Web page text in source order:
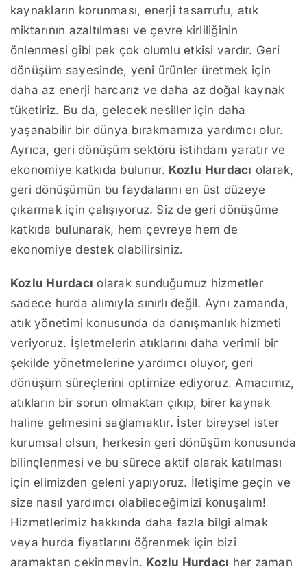
kaynakların korunması, enerji tasarrufu, atık
miktarının azaltılması ve çevre kirliliğinin
önlenmesi gibi pek çok olumlu etkisi vardır. Geri
dönüşüm sayesinde, yeni ürünler üretmek için
daha az enerji harcarız ve daha az doğal kaynak
tüketiriz. Bu da, gelecek nesiller için daha
yaşanabilir bir dünya bırakmamıza yardımcı olur.
Ayrıca, geri dönüşüm sektörü istihdam yaratır ve
ekonomiye katkıda bulunur. Kozlu Hurdacı olarak,
geri dönüşümün bu faydalarını en üst düzeye
çıkarmak için çalışıyoruz. Siz de geri dönüşüme
katkıda bulunarak, hem çevreye hem de
ekonomiye destek olabilirsiniz.
Kozlu Hurdacı olarak sunduğumuz hizmetler
sadece hurda alımıyla sınırlı değil. Aynı zamanda,
atık yönetimi konusunda da danışmanlık hizmeti
veriyoruz. İşletmelerin atıklarını daha verimli bir
şekilde yönetmelerine yardımcı oluyor, geri
dönüşüm süreçlerini optimize ediyoruz. Amacımız,
atıkların bir sorun olmaktan çıkıp, birer kaynak
haline gelmesini sağlamaktır. İster bireysel ister
kurumsal olsun, herkesin geri dönüşüm konusunda
bilinçlenmesi ve bu sürece aktif olarak katılması
için elimizden geleni yapıyoruz. İletişime geçin ve
size nasıl yardımcı olabileceğimizi konuşalım!
Hizmetlerimiz hakkında daha fazla bilgi almak
veya hurda fiyatlarını öğrenmek için bizi
aramaktan çekinmeyin. Kozlu Hurdacı her zaman